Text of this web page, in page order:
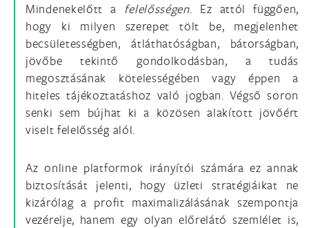
Mindenekelőtt a felelősségen. Ez attól függően,
hogy ki milyen szerepet tölt be, megjelenhet
becsületességben, átláthatóságban, bátorságban,
jövőbe tekintő gondolkodásban, a tudás
megosztásának kötelességében vagy éppen a
hiteles tájékoztatáshoz való jogban. Végső soron
senki sem bújhat ki a közösen alakított jövőért
viselt felelősség alól.
Az online platformok irányítói számára ez annak
biztosítását jelenti, hogy üzleti stratégiáikat ne
kizárólag a profit maximalizálásának szempontja
vezérelje, hanem egy olyan előrelátó szemlélet is,